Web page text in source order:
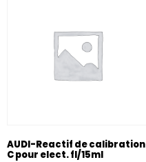
AUDI-Reactif de calibration
C pour elect. fl/15ml